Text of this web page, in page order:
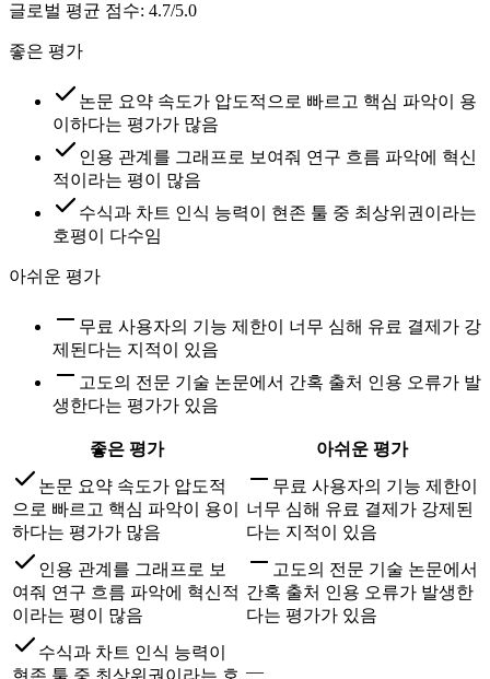
글로벌 평균 점수: 4.7/5.0
좋은 평가
논문 요약 속도가 압도적으로 빠르고 핵심 파악이 용
이하다는 평가가 많음
인용 관계를 그래프로 보여줘 연구 흐름 파악에 혁신
적이라는 평이 많음
수식과 차트 인식 능력이 현존 툴 중 최상위권이라는
호평이 다수임
아쉬운 평가
무료 사용자의 기능 제한이 너무 심해 유료 결제가 강
제된다는 지적이 있음
고도의 전문 기술 논문에서 간혹 출처 인용 오류가 발
생한다는 평가가 있음
좋은 평가
아쉬운 평가
논문 요약 속도가 압도적
으로 빠르고 핵심 파악이 용이
하다는 평가가 많음
무료 사용자의 기능 제한이
너무 심해 유료 결제가 강제된
다는 지적이 있음
인용 관계를 그래프로 보
여줘 연구 흐름 파악에 혁신적
이라는 평이 많음
고도의 전문 기술 논문에서
간혹 출처 인용 오류가 발생한
다는 평가가 있음
수식과 차트 인식 능력이
현존 툴 중 최상위권이라는 호 —